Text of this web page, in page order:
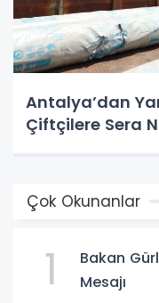
Antalya’dan
Çiftçilere Sera
Çok Okunanlar
1
Bakan
Mesajı